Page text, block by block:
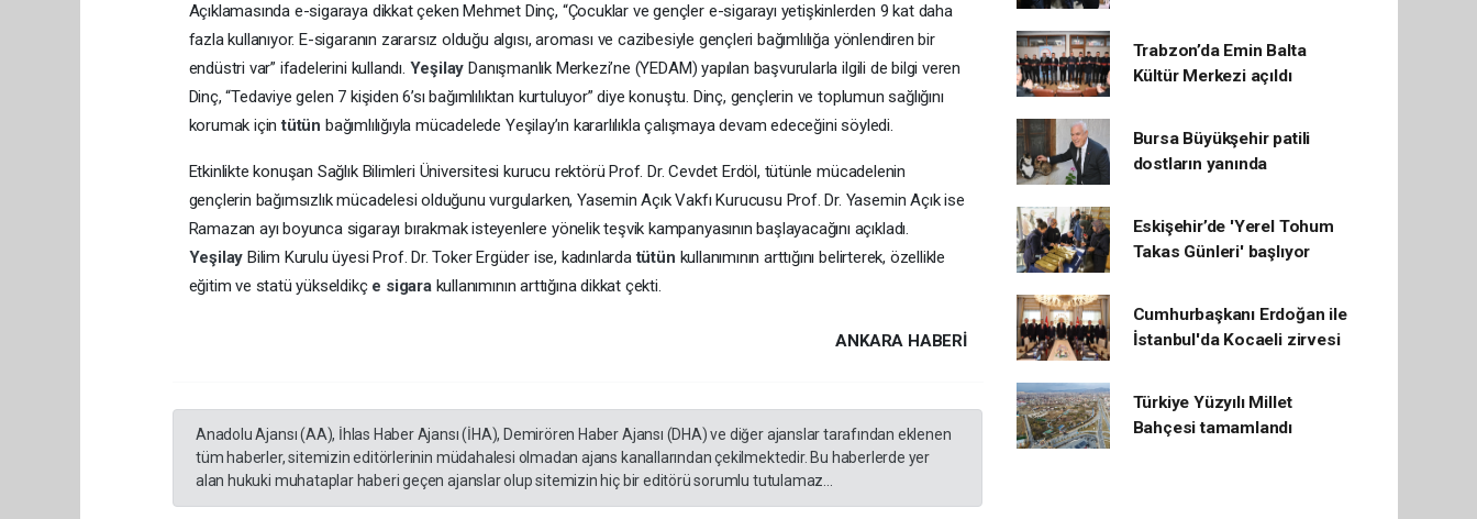
Açıklamasında e-sigaraya dikkat çeken Mehmet Dinç, “Çocuklar ve gençler e-sigarayı yetişkinlerden 9 kat daha
fazla kullanıyor. E-sigaranın zararsız olduğu algısı, aroması ve cazibesiyle gençleri bağımlılığa yönlendiren bir
endüstri var” ifadelerini kullandı. YeşilayDanışmanlık Merkezi’ne (YEDAM) yapılan başvurularla ilgili de bilgi veren
Dinç, “Tedaviye gelen 7 kişiden 6’sı bağımlılıktan kurtuluyor” diye konuştu. Dinç, gençlerin ve toplumun sağlığını
korumak içintütün bağımlılığıyla mücadelede Yeşilay’ın kararlılıkla çalışmaya devam edeceğini söyledi.
Etkinlikte konuşan Sağlık Bilimleri Üniversitesi kurucu rektörü Prof. Dr. Cevdet Erdöl, tütünle mücadelenin
gençlerin bağımsızlık mücadelesi olduğunu vurgularken, Yasemin Açık Vakfı Kurucusu Prof. Dr. Yasemin Açık ise
Ramazan ayı boyunca sigarayı bırakmak isteyenlere yönelik teşvik kampanyasının başlayacağını açıkladı.
Yeşilay Bilim Kurulu üyesi Prof. Dr. Toker Ergüder ise, kadınlardatütün kullanımının arttığını belirterek, özellikle
eğitim ve statü yükseldikç e sigara kullanımının arttığına dikkat çekti.
ANKARA HABERİ
Anadolu Ajansı (AA), İhlas Haber Ajansı (İHA), Demirören Haber Ajansı (DHA) ve diğer ajanslar tarafından eklenen
tüm haberler, sitemizin editörlerinin müdahalesi olmadan ajans kanallarından çekilmektedir. Bu haberlerde yer
alan hukuki muhataplar haberi geçen ajanslar olup sitemizin hiç bir editörü sorumlu tutulamaz...
Trabzon’da Emin Balta
Kültür Merkezi açıldı
Bursa Büyükşehir patili
dostların yanında
Eskişehir’de 'Yerel Tohum
Takas Günleri' başlıyor
Cumhurbaşkanı Erdoğan ile
İstanbul'da Kocaeli zirvesi
Türkiye Yüzyılı Millet
Bahçesi tamamlandı